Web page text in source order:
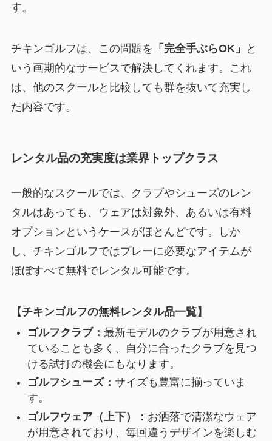
す。
チキンゴルフは、この問題を 「完全手ぶらOK」
と
いう画期的なサービスで解決してくれます。これ
は、他のスクールと比較しても群を抜いて充実し
た内容です。
レンタル品の充実度は業界トップクラス
一般的なスクールでは、クラブやシューズのレン
タルはあっても、ウェアは対象外、あるいは有料
オプションというケースがほとんどです。しか
し、チキンゴルフではプレーに必要なアイテムが
ほぼすべて無料でレンタル可能です。
【チキンゴルフの無料レンタル品一覧】
ゴルフクラブ： 最新モデルのクラブが用意され
ていることも多く、自分に合ったクラブを見つ
ける試打の機会にもなります。
ゴルフシューズ： サイズも豊富に揃っていま
す。
ゴルフウェア（上下）： お洒落で清潔なウェア
が用意されており、毎回違うデザインを楽しむ